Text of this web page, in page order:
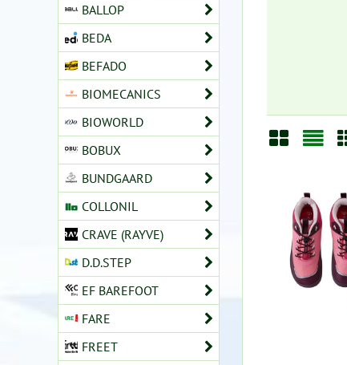
BALLOP
BEDA
BEFADO
BIOMECANICS
BIOWORLD
BOBUX
BUNDGAARD
COLLONIL
CRAVE (RAYVE)
D.D.STEP
EF BAREFOOT
FARE
FREET